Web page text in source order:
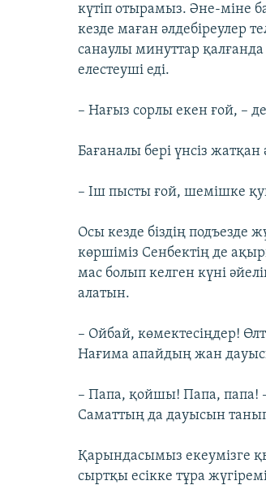
күтіп отырамыз. Әне-міне
кезде маған әлдебіреулер
санаулы минуттар
елестеуші еді.
– Нағыз сорлы екен ғой, –
Бағаналы бері үнсіз жатқан
– Іш пысты ғой, шемішке
Осы кезде біздің подъезде
көршіміз Сенбектің де
мас болып келген күні
алатын.
– Ойбай, көмектесіңдер!
Нағима апайдың жан
– Папа, қойшы! Папа, папа!
Саматтың да дауысын
Қарындасымыз екеумізге
сыртқы есікке тұра